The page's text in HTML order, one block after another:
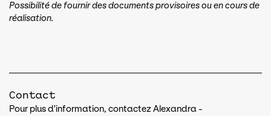
Possibilité de fournir des documents provisoires ou en cours de
réalisation.
Contact
Pour plus d'information, contactez Alexandra -